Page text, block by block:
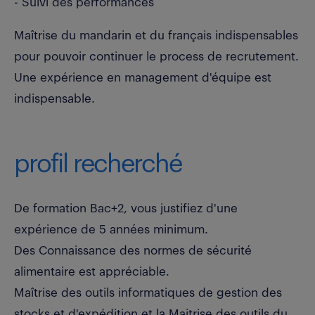
Maîtrise du mandarin et du français indispensables
pour pouvoir continuer le process de recrutement.
Une expérience en management d'équipe est
indispensable.
profil recherché
De formation Bac+2, vous justifiez d'une
expérience de 5 années minimum.
Des Connaissance des normes de sécurité
alimentaire est appréciable.
Maîtrise des outils informatiques de gestion des